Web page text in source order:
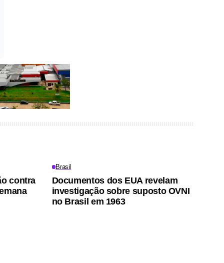
contra
Brasil
Documentos dos EUA revelam
investigação sobre suposto OVNI
no Brasil em 1963